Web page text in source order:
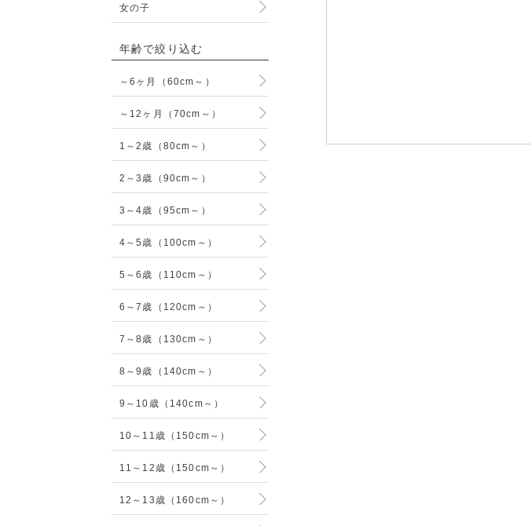
女の子
年齢で絞り込む
～6ヶ月（60cm～）
～12ヶ月（70cm～）
1～2歳（80cm～）
2～3歳（90cm～）
3～4歳（95cm～）
4～5歳（100cm～）
5～6歳（110cm～）
6～7歳（120cm～）
7～8歳（130cm～）
8～9歳（140cm～）
9～10歳（140cm～）
10～11歳（150cm～）
11～12歳（150cm～）
12～13歳（160cm～）